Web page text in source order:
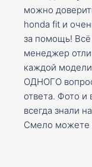
можно
honda fit и
за помощь!
менеджер
каждой
ОДНОГО
ответа. Фото
всегда знали
Смело можете